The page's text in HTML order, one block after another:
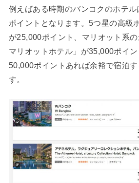
例えばある時期のバンコクのホテ
ポイントとなります。5つ星の高級
が25,000ポイント、マリオット系
マリオットホテル」が35,000ポイン
50,000ポイントあれば余裕で宿泊す
す。